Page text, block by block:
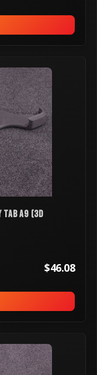
A9 (3D
$46.08